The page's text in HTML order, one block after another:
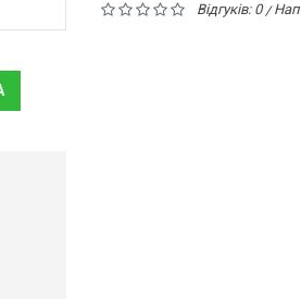
Відгуків: 0/
50кг Україна
поліпропілену білого та зеленого
на вагу 25 кг, 40 кг, 50 кг, 60